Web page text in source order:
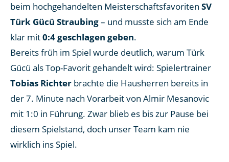
beim hochgehandelten Meisterschaftsfavoriten SV
Türk Gücü Straubing– und musste sich am Ende
klar mit0:4 geschlagen geben.
Bereits früh im Spiel wurde deutlich, warum Türk
Gücü als Top-Favorit gehandelt wird: Spielertrainer
Tobias Richter brachte die Hausherren bereits in
der 7. Minute nach Vorarbeit von Almir Mesanovic
mit 1:0 in Führung. Zwar blieb es bis zur Pause bei
diesem Spielstand, doch unser Team kam nie
wirklich ins Spiel.